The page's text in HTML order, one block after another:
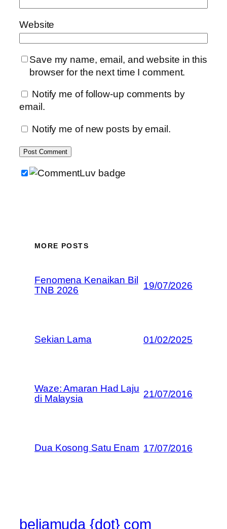
Website
Save my name, email, and website in this
browser for the next time I comment.
Notify me of follow-up comments by
email.
Notify me of new posts by email.
MORE POSTS
Fenomena Kenaikan Bil
TNB 2026
19/07/2026
Sekian Lama 01/02/2025
Waze: Amaran Had Laju
di Malaysia
21/07/2016
Dua Kosong Satu Enam 17/07/2016
beliamuda {dot} com